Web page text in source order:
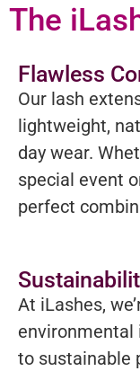
The
Flawless
Our lash
lightweight,
day wear.
special event
perfect
At iLashes,
environmental
to sustainable